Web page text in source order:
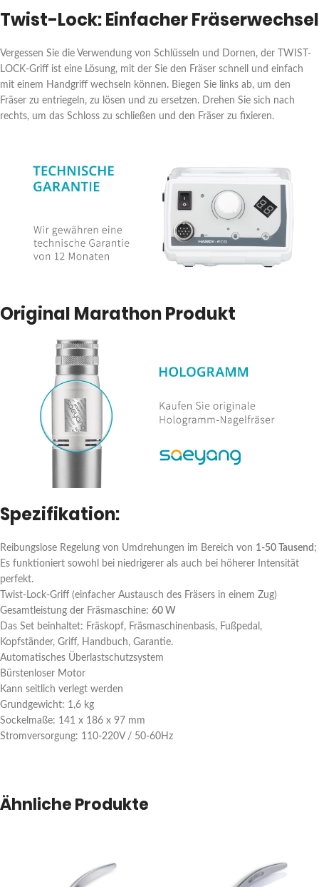
Twist-Lock: Einfacher Fräserwechsel
Vergessen Sie die Verwendung von Schlüsseln und Dornen, der TWIST-
LOCK-Griff ist eine Lösung, mit der Sie den Fräser schnell und einfach
mit einem Handgriff wechseln können. Biegen Sie links ab, um den
Fräser zu entriegeln, zu lösen und zu ersetzen. Drehen Sie sich nach
rechts, um das Schloss zu schließen und den Fräser zu fixieren.
Original Marathon Produkt
Spezifikation:
Reibungslose Regelung von Umdrehungen im Bereich von 1-50 Tausend ;
Es funktioniert sowohl bei niedrigerer als auch bei höherer Intensität
perfekt.
Twist-Lock-Griff (einfacher Austausch des Fräsers in einem Zug)
Gesamtleistung der Fräsmaschine: 60 W
Das Set beinhaltet: Fräskopf, Fräsmaschinenbasis, Fußpedal,
Kopfständer, Griff, Handbuch, Garantie.
Automatisches Überlastschutzsystem
Bürstenloser Motor
Kann seitlich verlegt werden
Grundgewicht: 1,6 kg
Sockelmaße: 141 x 186 x 97 mm
Stromversorgung: 110-220V / 50-60Hz
Ähnliche Produkte